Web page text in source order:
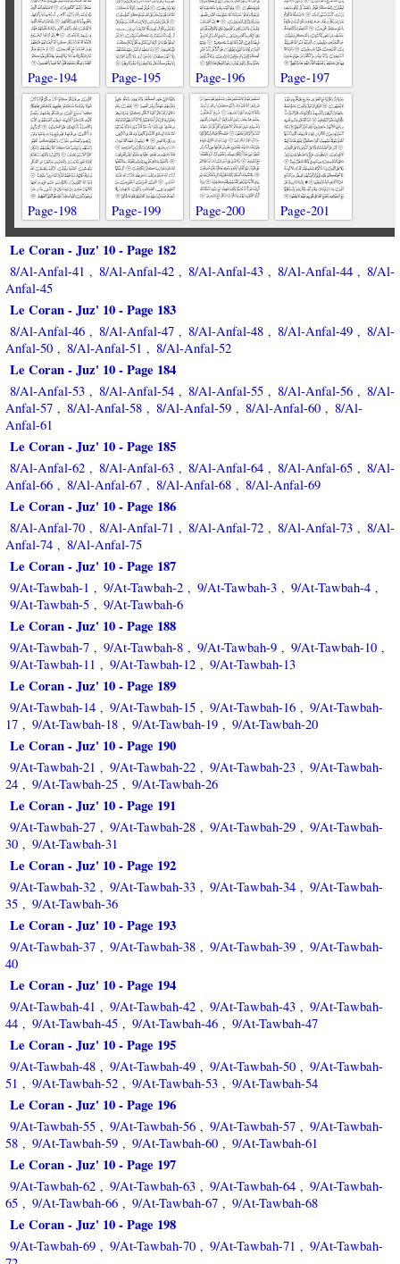
Page-194 Page-195 Page-196 Page-197
Page-198 Page-199 Page-200 Page-201
Le Coran - Juz' 10 - Page 182
8/Al-Anfal-41 , 8/Al-Anfal-42 , 8/Al-Anfal-43 , 8/Al-Anfal-44 , 8/Al-
Anfal-45
Le Coran - Juz' 10 - Page 183
8/Al-Anfal-46 , 8/Al-Anfal-47 , 8/Al-Anfal-48 , 8/Al-Anfal-49 , 8/Al-
Anfal-50 , 8/Al-Anfal-51 , 8/Al-Anfal-52
Le Coran - Juz' 10 - Page 184
8/Al-Anfal-53 , 8/Al-Anfal-54 , 8/Al-Anfal-55 , 8/Al-Anfal-56 , 8/Al-
Anfal-57 , 8/Al-Anfal-58 , 8/Al-Anfal-59 , 8/Al-Anfal-60 , 8/Al-
Anfal-61
Le Coran - Juz' 10 - Page 185
8/Al-Anfal-62 , 8/Al-Anfal-63 , 8/Al-Anfal-64 , 8/Al-Anfal-65 , 8/Al-
Anfal-66 , 8/Al-Anfal-67 , 8/Al-Anfal-68 , 8/Al-Anfal-69
Le Coran - Juz' 10 - Page 186
8/Al-Anfal-70 , 8/Al-Anfal-71 , 8/Al-Anfal-72 , 8/Al-Anfal-73 , 8/Al-
Anfal-74 , 8/Al-Anfal-75
Le Coran - Juz' 10 - Page 187
9/At-Tawbah-1 , 9/At-Tawbah-2 , 9/At-Tawbah-3 , 9/At-Tawbah-4 ,
9/At-Tawbah-5 , 9/At-Tawbah-6
Le Coran - Juz' 10 - Page 188
9/At-Tawbah-7 , 9/At-Tawbah-8 , 9/At-Tawbah-9 , 9/At-Tawbah-10 ,
9/At-Tawbah-11 , 9/At-Tawbah-12 , 9/At-Tawbah-13
Le Coran - Juz' 10 - Page 189
9/At-Tawbah-14 , 9/At-Tawbah-15 , 9/At-Tawbah-16 , 9/At-Tawbah-
17 , 9/At-Tawbah-18 , 9/At-Tawbah-19 , 9/At-Tawbah-20
Le Coran - Juz' 10 - Page 190
9/At-Tawbah-21 , 9/At-Tawbah-22 , 9/At-Tawbah-23 , 9/At-Tawbah-
24 , 9/At-Tawbah-25 , 9/At-Tawbah-26
Le Coran - Juz' 10 - Page 191
9/At-Tawbah-27 , 9/At-Tawbah-28 , 9/At-Tawbah-29 , 9/At-Tawbah-
30 , 9/At-Tawbah-31
Le Coran - Juz' 10 - Page 192
9/At-Tawbah-32 , 9/At-Tawbah-33 , 9/At-Tawbah-34 , 9/At-Tawbah-
35 , 9/At-Tawbah-36
Le Coran - Juz' 10 - Page 193
9/At-Tawbah-37 , 9/At-Tawbah-38 , 9/At-Tawbah-39 , 9/At-Tawbah-
40
Le Coran - Juz' 10 - Page 194
9/At-Tawbah-41 , 9/At-Tawbah-42 , 9/At-Tawbah-43 , 9/At-Tawbah-
44 , 9/At-Tawbah-45 , 9/At-Tawbah-46 , 9/At-Tawbah-47
Le Coran - Juz' 10 - Page 195
9/At-Tawbah-48 , 9/At-Tawbah-49 , 9/At-Tawbah-50 , 9/At-Tawbah-
51 , 9/At-Tawbah-52 , 9/At-Tawbah-53 , 9/At-Tawbah-54
Le Coran - Juz' 10 - Page 196
9/At-Tawbah-55 , 9/At-Tawbah-56 , 9/At-Tawbah-57 , 9/At-Tawbah-
58 , 9/At-Tawbah-59 , 9/At-Tawbah-60 , 9/At-Tawbah-61
Le Coran - Juz' 10 - Page 197
9/At-Tawbah-62 , 9/At-Tawbah-63 , 9/At-Tawbah-64 , 9/At-Tawbah-
65 , 9/At-Tawbah-66 , 9/At-Tawbah-67 , 9/At-Tawbah-68
Le Coran - Juz' 10 - Page 198
9/At-Tawbah-69 , 9/At-Tawbah-70 , 9/At-Tawbah-71 , 9/At-Tawbah-